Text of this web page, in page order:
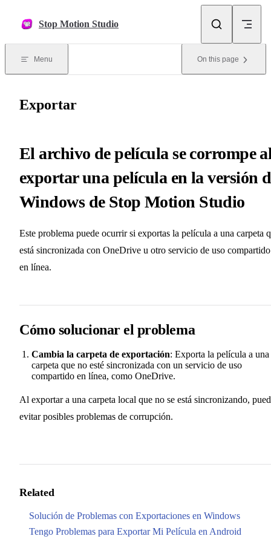
Stop Motion Studio
Menu On this page
Exportar
El archivo de película se corrompe
exportar una película en la versión
Windows de Stop Motion Studio
Este problema puede ocurrir si exportas la película a una carpeta
está sincronizada con OneDrive u otro servicio de uso compartido
en línea.
Cómo solucionar el problema
Cambia la carpeta de exportación: Exporta la película a una
carpeta que no esté sincronizada con un servicio de uso
compartido en línea, como OneDrive.
Al exportar a una carpeta local que no se está sincronizando,
evitar posibles problemas de corrupción.
Related
Solución de Problemas con Exportaciones en Windows
Tengo Problemas para Exportar Mi Película en Android